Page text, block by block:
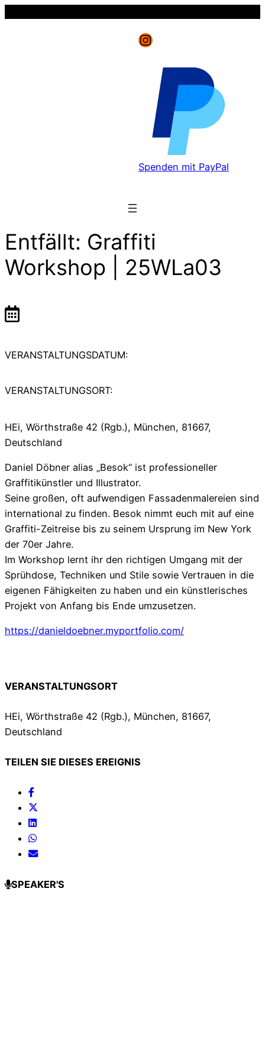
Instagram
Spenden mit PayPal
Entfällt: Graffiti
Workshop | 25WLa03
VERANSTALTUNGSDATUM:
VERANSTALTUNGSORT:
HEi, Wörthstraße 42 (Rgb.), München, 81667,
Deutschland
Daniel Döbner alias „Besok“ ist professioneller
Graffitikünstler und Illustrator.
Seine großen, oft aufwendigen Fassadenmalereien sind
international zu finden. Besok nimmt euch mit auf eine
Graffiti-Zeitreise bis zu seinem Ursprung im New York
der 70er Jahre.
Im Workshop lernt ihr den richtigen Umgang mit der
Sprühdose, Techniken und Stile sowie Vertrauen in die
eigenen Fähigkeiten zu haben und ein künstlerisches
Projekt von Anfang bis Ende umzusetzen.
https://danieldoebner.myportfolio.com/
VERANSTALTUNGSORT
HEi, Wörthstraße 42 (Rgb.), München, 81667,
Deutschland
TEILEN SIE DIESES EREIGNIS
SPEAKER'S